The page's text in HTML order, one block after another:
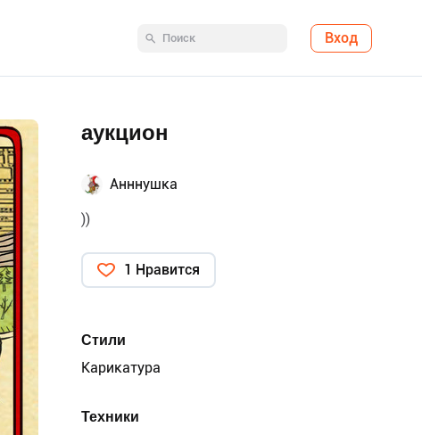
Вход
аукцион
Анннушка
))
1 Нравится
Стили
Карикатура
Техники